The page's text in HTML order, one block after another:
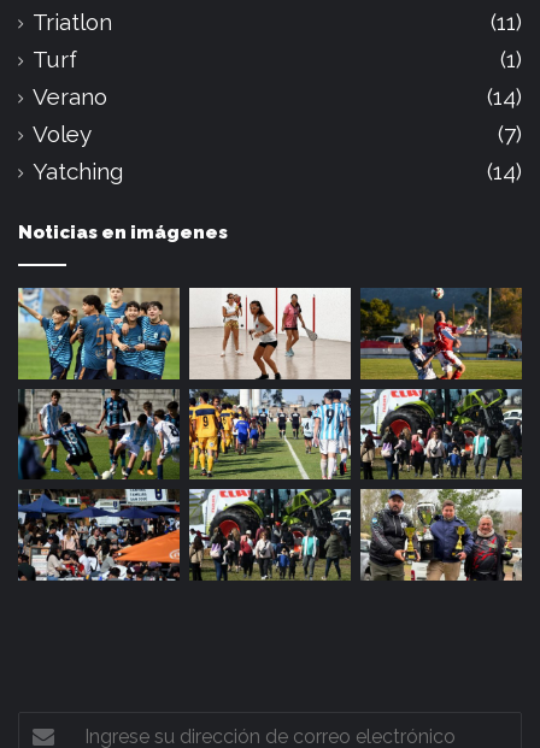
Triatlon
(11)
Turf
(1)
Verano
(14)
Voley
(7)
Yatching
(14)
Noticias en imágenes
Ingrese